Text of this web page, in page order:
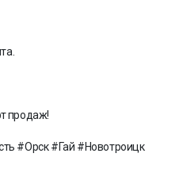
продаж!
#Орск #Гай #Новотроицк